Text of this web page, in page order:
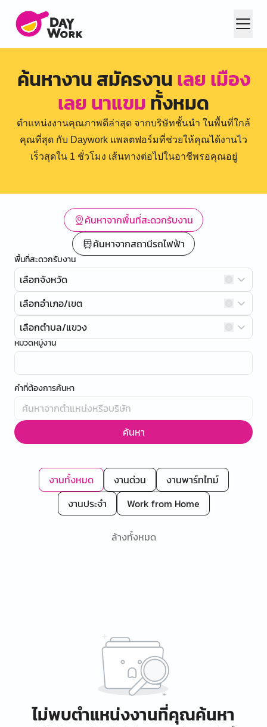
ค้นหางาน สมัครงานเลย เมือง
เลย นาแขมทั้งหมด
ตำแหน่งงานคุณภาพดีล่าสุด จากบริษัทชั้นนำ ในพื้นที่ใกล้
คุณที่สุด กับ Daywork แพลตฟอร์มที่ช่วยให้คุณได้งานไว
เร็วสุดใน 1 ชั่วโมง เส้นทางต่อไปในอาชีพรอคุณอยู่
ค้นหาจากพื้นที่สะดวกรับงาน
ค้นหาจากสถานีรถไฟฟ้า
พื้นที่สะดวกรับงาน
เลือกจังหวัด
เลือกอำเภอ/เขต
เลือกตำบล/แขวง
หมวดหมู่งาน
คำที่ต้องการค้นหา
ค้นหา
งานทั้งหมด งานด่วน
งานพาร์ทไทม์
งานประจำ
Work from Home
ล้างทั้งหมด
ไม่พบตำแหน่งงานที่คุณค้นหา